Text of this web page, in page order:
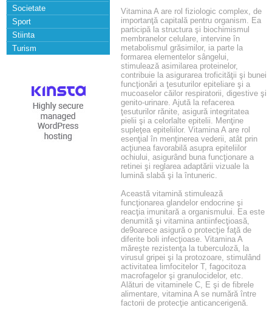
Societate
Sport
Stiinta
Turism
Vitamina A are rol fiziologic complex, de
importanţă capitală pentru organism. Ea
participă la structura şi biochimismul
membranelor celulare, intervine în
metabolismul grăsimilor, ia parte la
formarea elementelor sângelui,
stimulează asimilarea proteinelor,
contribuie la asigurarea troficităţii şi bunei
funcţionări a ţesuturilor epiteliare şi a
mucoaselor căilor respiratorii, digestive şi
genito-urinare. Ajută la refacerea
ţesuturilor rănite, asigură integritatea
pielii şi a celorlalte epitelii. Menţine
supleţea epiteliilor. Vitamina A are rol
esenţial în menţinerea vederii, atât prin
acţiunea favorabilă asupra epiteliilor
ochiului, asigurând buna funcţionare a
retinei şi reglarea adaptării vizuale la
lumină slabă şi la întuneric.
Această vitamină stimulează
funcţionarea glandelor endocrine şi
reacţia imunitară a organismului. Ea este
denumită şi vitamina antiinfecţioasă,
de9oarece asigură o protecţie faţă de
diferite boli infecţioase. Vitamina A
măreşte rezistenţa la tuberculoză, la
virusul gripei şi la protozoare, stimulând
activitatea limfocitelor T, fagocitoza
macrofagelor şi granulocidelor, etc.
Alături de vitaminele C, E şi de fibrele
alimentare, vitamina A se numără între
factorii de protecţie anticancerigenă.